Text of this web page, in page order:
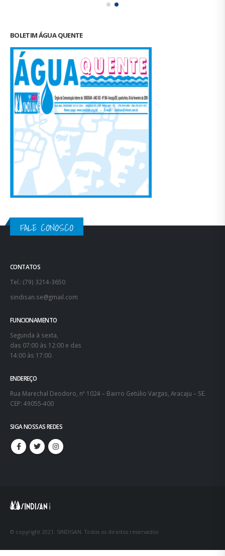
BOLETIM ÁGUA QUENTE
FALE CONOSCO
CONTATOS
Tel.: (79) 3214-3650
sindisan.se@gmail.com
FUNCIONAMENTO
Segunda à sexta,
das 07:00 às 12:00 e das
14:00 às 17:00.
ENDEREÇO
Rua Marechal Deodoro, nº 1024 – Bairro Getúlio Vargas, Aracaju – SE.
CEP: 49055-400
SIGA NOSSAS REDES
© copyright 2021. SINDISAN. Todos os direitos reservados